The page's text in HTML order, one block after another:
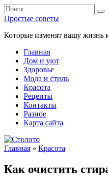
Перейти
к
содержанию
Search
for:
Простые советы
Которые изменят вашу жизнь
Главная
Дом и уют
Здоровье
Мода и стиль
Красота
Рецепты
Контакты
Разное
Карта сайта
Главная » Красота
Как очистить